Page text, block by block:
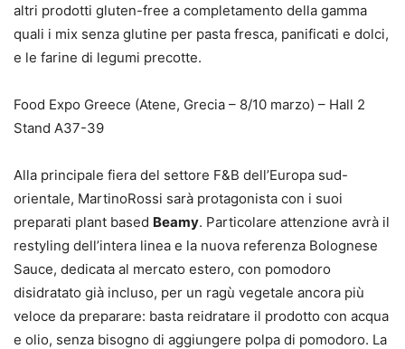
altri prodotti gluten-free a completamento della gamma
quali i mix senza glutine per pasta fresca, panificati e dolci,
e le farine di legumi precotte.
Food Expo Greece (Atene, Grecia – 8/10 marzo) – Hall 2
Stand A37-39
Alla principale fiera del settore F&B dell’Europa sud-
orientale, MartinoRossi sarà protagonista con i suoi
preparati plant based Beamy. Particolare attenzione avrà il
restyling dell’intera linea e la nuova referenza Bolognese
Sauce, dedicata al mercato estero, con pomodoro
disidratato già incluso, per un ragù vegetale ancora più
veloce da preparare: basta reidratare il prodotto con acqua
e olio, senza bisogno di aggiungere polpa di pomodoro. La